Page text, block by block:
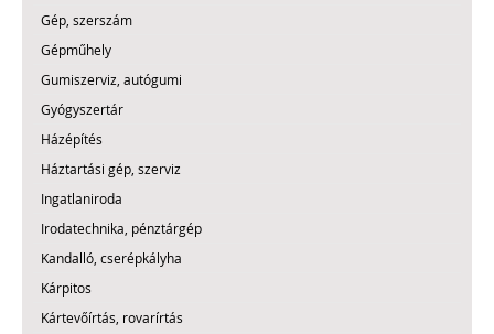
Gép, szerszám
Gépműhely
Gumiszerviz, autógumi
Gyógyszertár
Házépítés
Háztartási gép, szerviz
Ingatlaniroda
Irodatechnika, pénztárgép
Kandalló, cserépkályha
Kárpitos
Kártevőírtás, rovarírtás